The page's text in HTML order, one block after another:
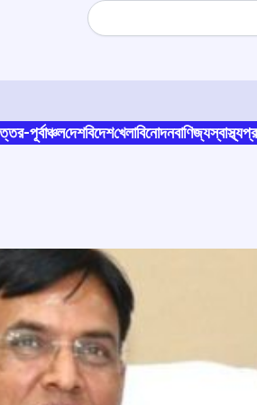
Search
পূর্বাঞ্চলদেশবিদেশখেলাবিনোদনবাণিজ্যস্বাস্থ্য